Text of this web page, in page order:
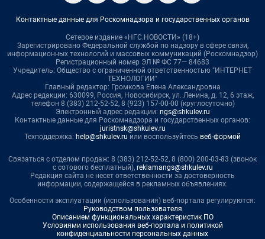
Контактные данные для Роскомнадзора и государственных органов
Сетевое издание «НГС.НОВОСТИ» (18+)
Зарегистрировано Федеральной службой по надзору в сфере связи,
информационных технологий и массовых коммуникаций (Роскомнадзор)
Регистрационный номер ЭЛ № ФС 77— 84683
Учредитель: Общество с ограниченной ответственностью "ИНТЕРНЕТ
ТЕХНОЛОГИИ"
Главный редактор: Громкова Елена Александровна
Адрес редакции: 630099, Россия, Новосибирск, ул. Ленина, д. 12, 6 этаж,
телефон 8 (383) 212-52-52, 8 (923) 157-00-00 (круглосуточно)
Электронный адрес редакции: ngs@shkulev.ru
Контактные данные для Роскомнадзора и государственных органов:
juristnsk@shkulev.ru
Техподдержка: help@shkulev.ru или воспользуйтесь веб-формой
Связаться с отделом продаж: 8 (383) 212-52-52, 8 (800) 200-03-83 (звонок
с сотового бесплатный), reklamangs@shkulev.ru
Редакция сайта не несет ответственности за достоверность
информации, содержащейся в рекламных объявлениях.
Особенности эксплуатации (использования) веб-портала регулируются:
Руководством пользователя
Описанием функциональных характеристик ПО
Условиями использования веб-портала и политикой
конфиденциальности персональных данных